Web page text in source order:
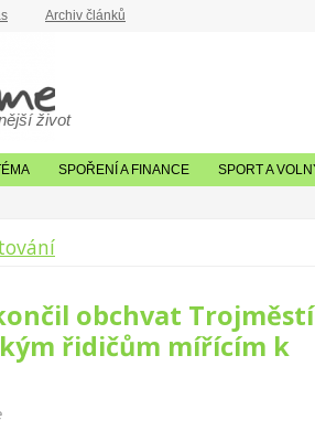
Archiv článků
život
SPOŘENÍ A FINANCE SPORT A
obchvat
řidičům mířícím k